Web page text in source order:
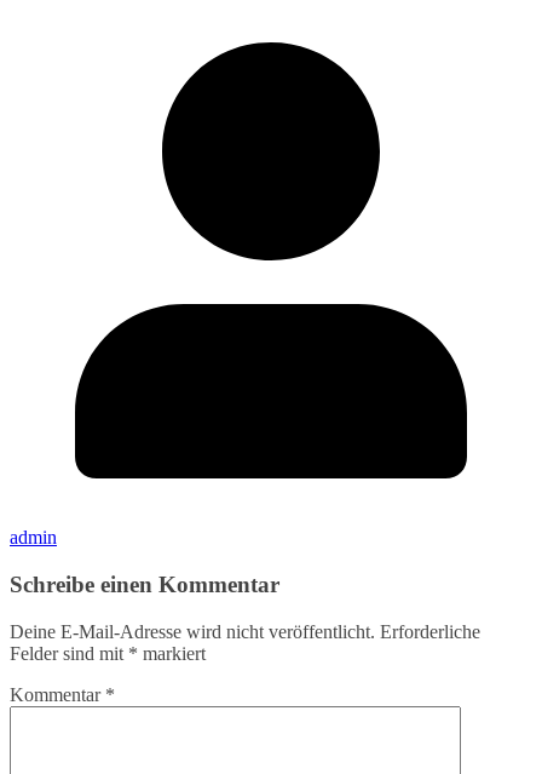
admin
Schreibe einen Kommentar
Deine E-Mail-Adresse wird nicht veröffentlicht. Erforderliche
Felder sind mit * markiert
Kommentar *